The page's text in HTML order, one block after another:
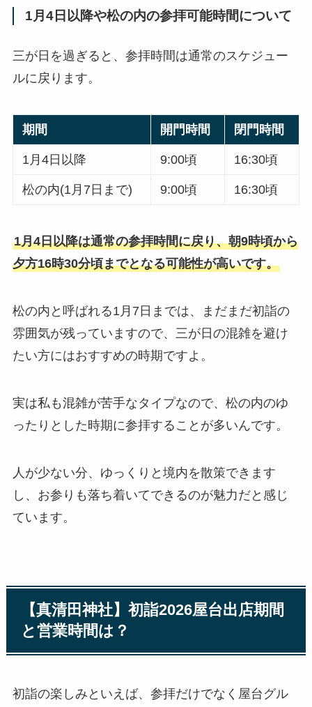
1月4日以降や松の内の参拝可能時間について
三が日を過ぎると、参拝時間は通常のスケジュー
ルに戻ります。
期間 開門時間 閉門時間
1月4日以降 9:00頃 16:30頃
松の内(1月7日まで) 9:00頃 16:30頃
1月4日以降は通常の参拝時間に戻り、朝9時頃から
夕方16時30分頃までとなる可能性が高いです。
松の内と呼ばれる1月7日までは、まだまだ初詣の
雰囲気が残っていますので、三が日の混雑を避け
たい方にはおすすめの時期ですよ。
実は私も混雑が苦手なタイプなので、松の内のゆ
ったりとした時期に参拝することが多いんです。
人が少ない分、ゆっくりと境内を散策できます
し、お参りも落ち着いてできるのが魅力だと感じ
ています。
【真清田神社】初詣2026屋台出店期間
と営業時間は？
初詣の楽しみといえば、参拝だけでなく屋台グル